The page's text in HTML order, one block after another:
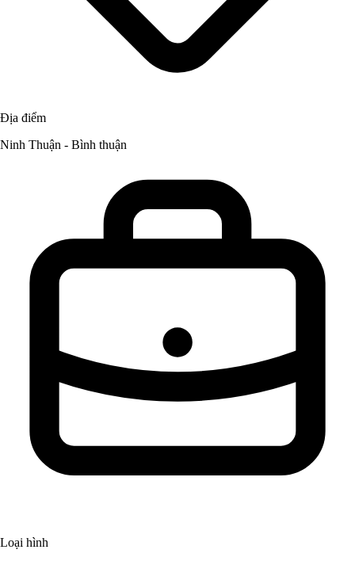
Địa điểm
Ninh Thuận - Bình thuận
Loại hình